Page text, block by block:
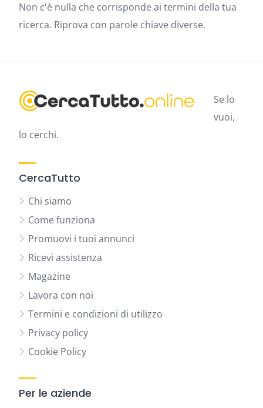
Non c'è nulla che corrisponde ai termini della tua
ricerca. Riprova con parole chiave diverse.
Se lo
vuoi,
lo cerchi.
CercaTutto
Chi siamo
Come funziona
Promuovi i tuoi annunci
Ricevi assistenza
Magazine
Lavora con noi
Termini e condizioni di utilizzo
Privacy policy
Cookie Policy
Per le aziende